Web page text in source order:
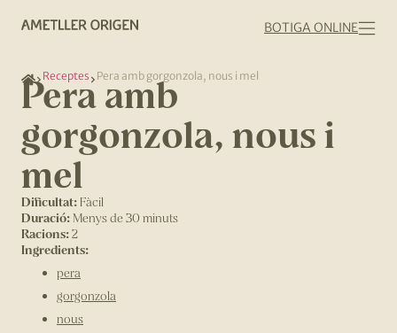
BOTIGA ONLINE
Receptes Pera amb gorgonzola, nous i mel
Pera amb
gorgonzola, nous i
mel
Dificultat: Fàcil
Duració: Menys de 30 minuts
Racions:2
Ingredients:
pera
gorgonzola
nous